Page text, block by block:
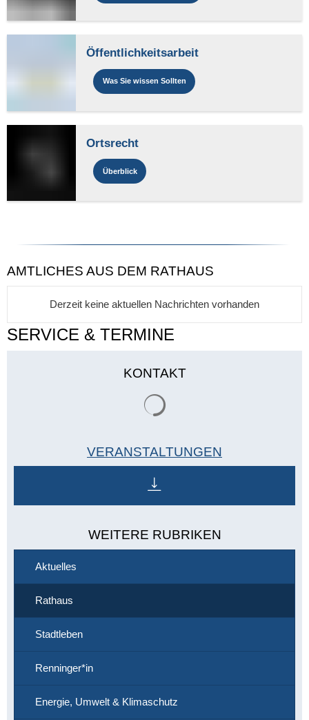
Öffentlichkeitsarbeit
Was Sie wissen Sollten
Ortsrecht
Überblick
AMTLICHES AUS DEM RATHAUS
Derzeit keine aktuellen Nachrichten vorhanden
SERVICE & TERMINE
KONTAKT
VERANSTALTUNGEN
WEITERE RUBRIKEN
Aktuelles
Rathaus
Stadtleben
Renninger*in
Energie, Umwelt & Klimaschutz